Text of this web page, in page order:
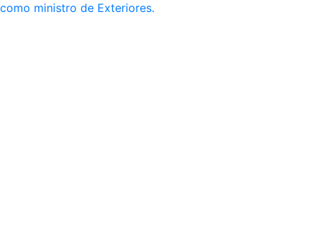
como ministro de Exteriores.